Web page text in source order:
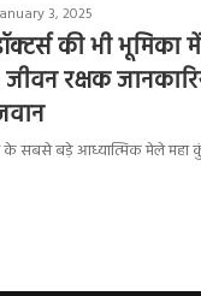
3, 2025
की भी
रक्षक
सबसे बड़े आध्यात्मिक मेले महा